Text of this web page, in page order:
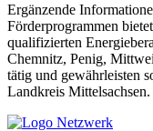
Ergänzende
Förderprogrammen
qualifizierten
Chemnitz, Penig,
tätig und gewährleisten
Landkreis Mittelsachsen.